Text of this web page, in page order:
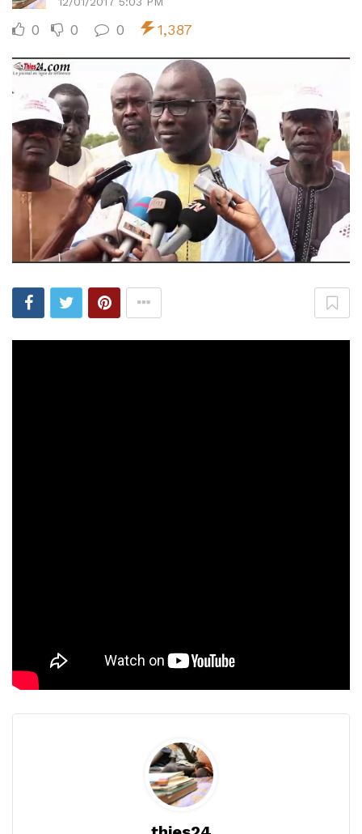
0 0 0 1,387